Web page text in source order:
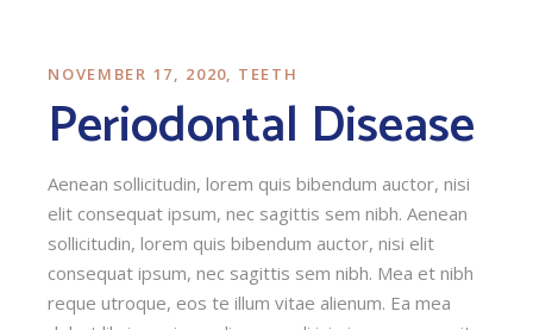
NOVEMBER 17, 2020 TEETH
Periodontal Disease
Aenean sollicitudin, lorem quis bibendum auctor, nisi
elit consequat ipsum, nec sagittis sem nibh. Aenean
sollicitudin, lorem quis bibendum auctor, nisi elit
consequat ipsum, nec sagittis sem nibh. Mea et nibh
reque utroque, eos te illum vitae alienum. Ea mea